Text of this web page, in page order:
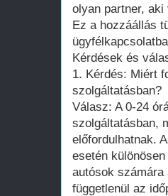
olyan partner,
Ez a hozzáállás
Kérdések és
1. Kérdés: Miért
szolgáltatásban?
Válasz: A 0-24
szolgáltatásban,
előfordulhatnak.
esetén
autósok
függetlenül az